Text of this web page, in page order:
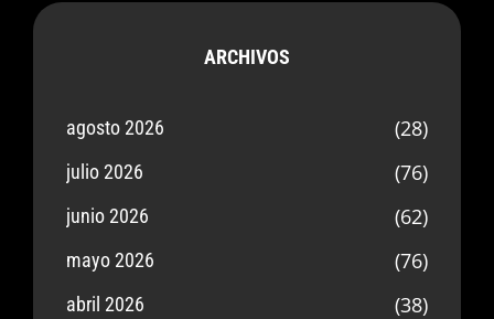
ARCHIVOS
agosto 2026 (28)
julio 2026 (76)
junio 2026 (62)
mayo 2026 (76)
abril 2026 (38)